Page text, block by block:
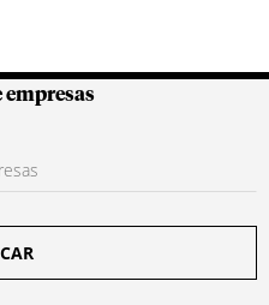
empresas